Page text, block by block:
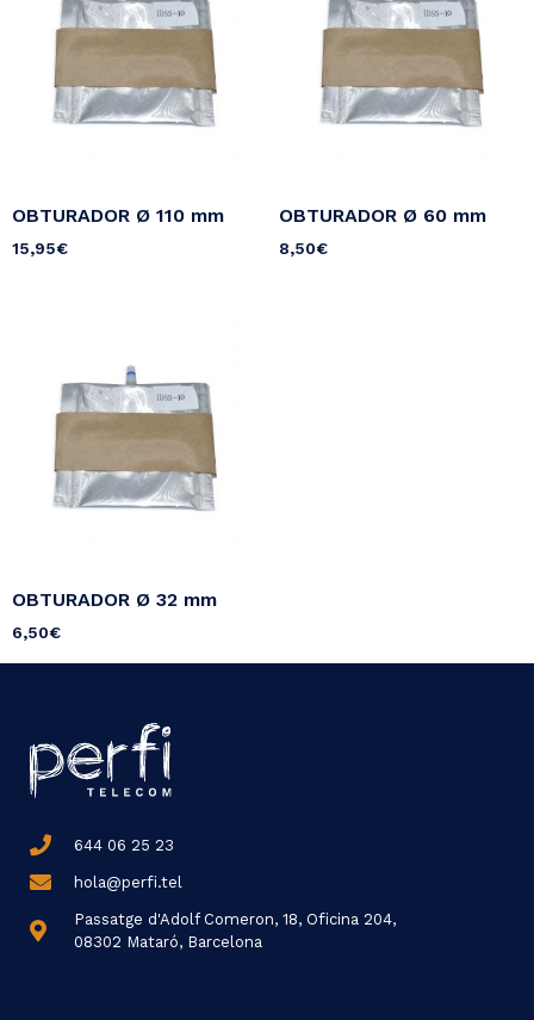
OBTURADOR Ø 110 mm
15,95€
OBTURADOR Ø 60 mm
8,50€
OBTURADOR Ø 32 mm
6,50€
644 06 25 23
hola@perfi.tel
Passatge d'Adolf Comeron, 18, Oficina 204,
08302 Mataró, Barcelona